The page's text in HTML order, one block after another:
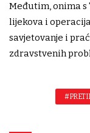
Međutim, onima
lijekova i
savjetovanje i
zdravstvenih